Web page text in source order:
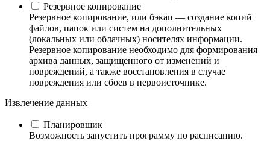
Резервное копирование
Резервное копирование, или бэкап — создание копий
файлов, папок или систем на дополнительных
(локальных или облачных) носителях информации.
Резервное копирование необходимо для формирования
архива данных, защищенного от изменений и
повреждений, а также восстановления в случае
повреждения или сбоев в первоисточнике.
Извлечение данных
Планировщик
Возможность запустить программу по расписанию.